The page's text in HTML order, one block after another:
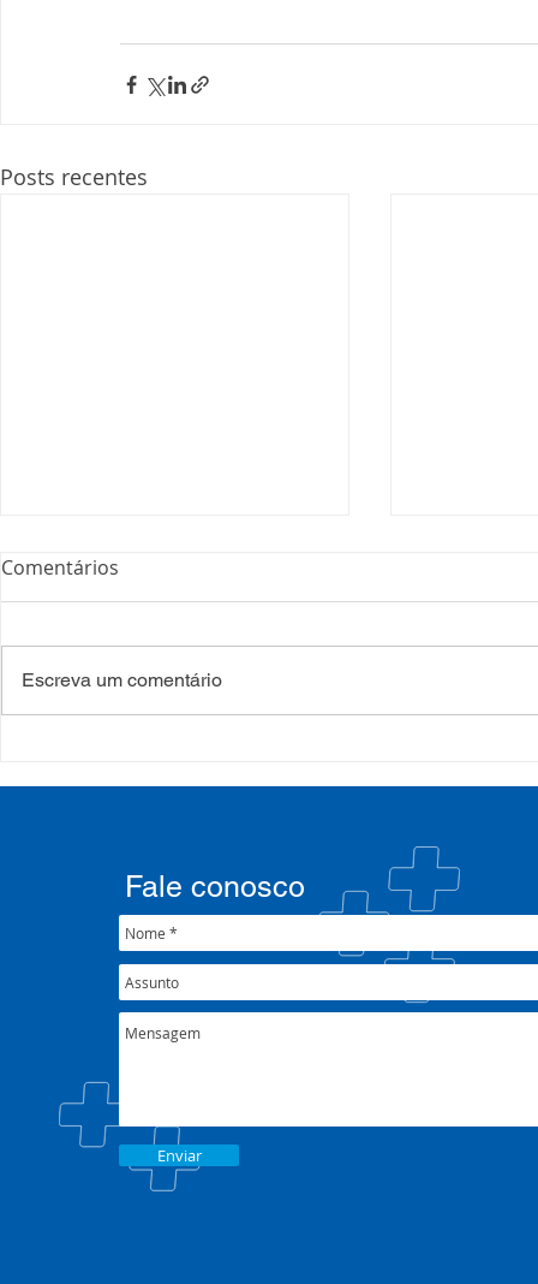
Posts recentes
001/2022
Comentários
Escreva um comentário
Enviar
Fale conosco